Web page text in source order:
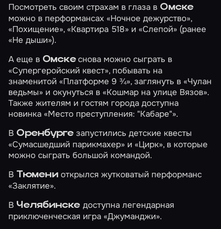
Посмотреть своим страхам в глаза в Омске
можно в перформансах«Ночное дежурство»,
«Похищение»,«Квартира 518» и«Слепой» (ранее
«Не дыши»).
А еще в Омске снова можно сыграть в
«Супергеройский квест», побывать на
знаменитой«Платформе 9 ¾», заглянуть в«Чулан
ведьмы» и окунуться в«Кошмар на улице Вязов».
Также жителям и гостям города доступна
новинка«Место преступления: "Кабаре"».
В Оренбурге запустились детские квесты
«Сумасшедший парикмахер» и«Цирк», в которые
можно сыграть большой командой.
В Тюмениоткрылся жутковатый перформанс
«Заклятие».
В Челябинске доступна легендарная
приключенческая игра«Джуманджи».